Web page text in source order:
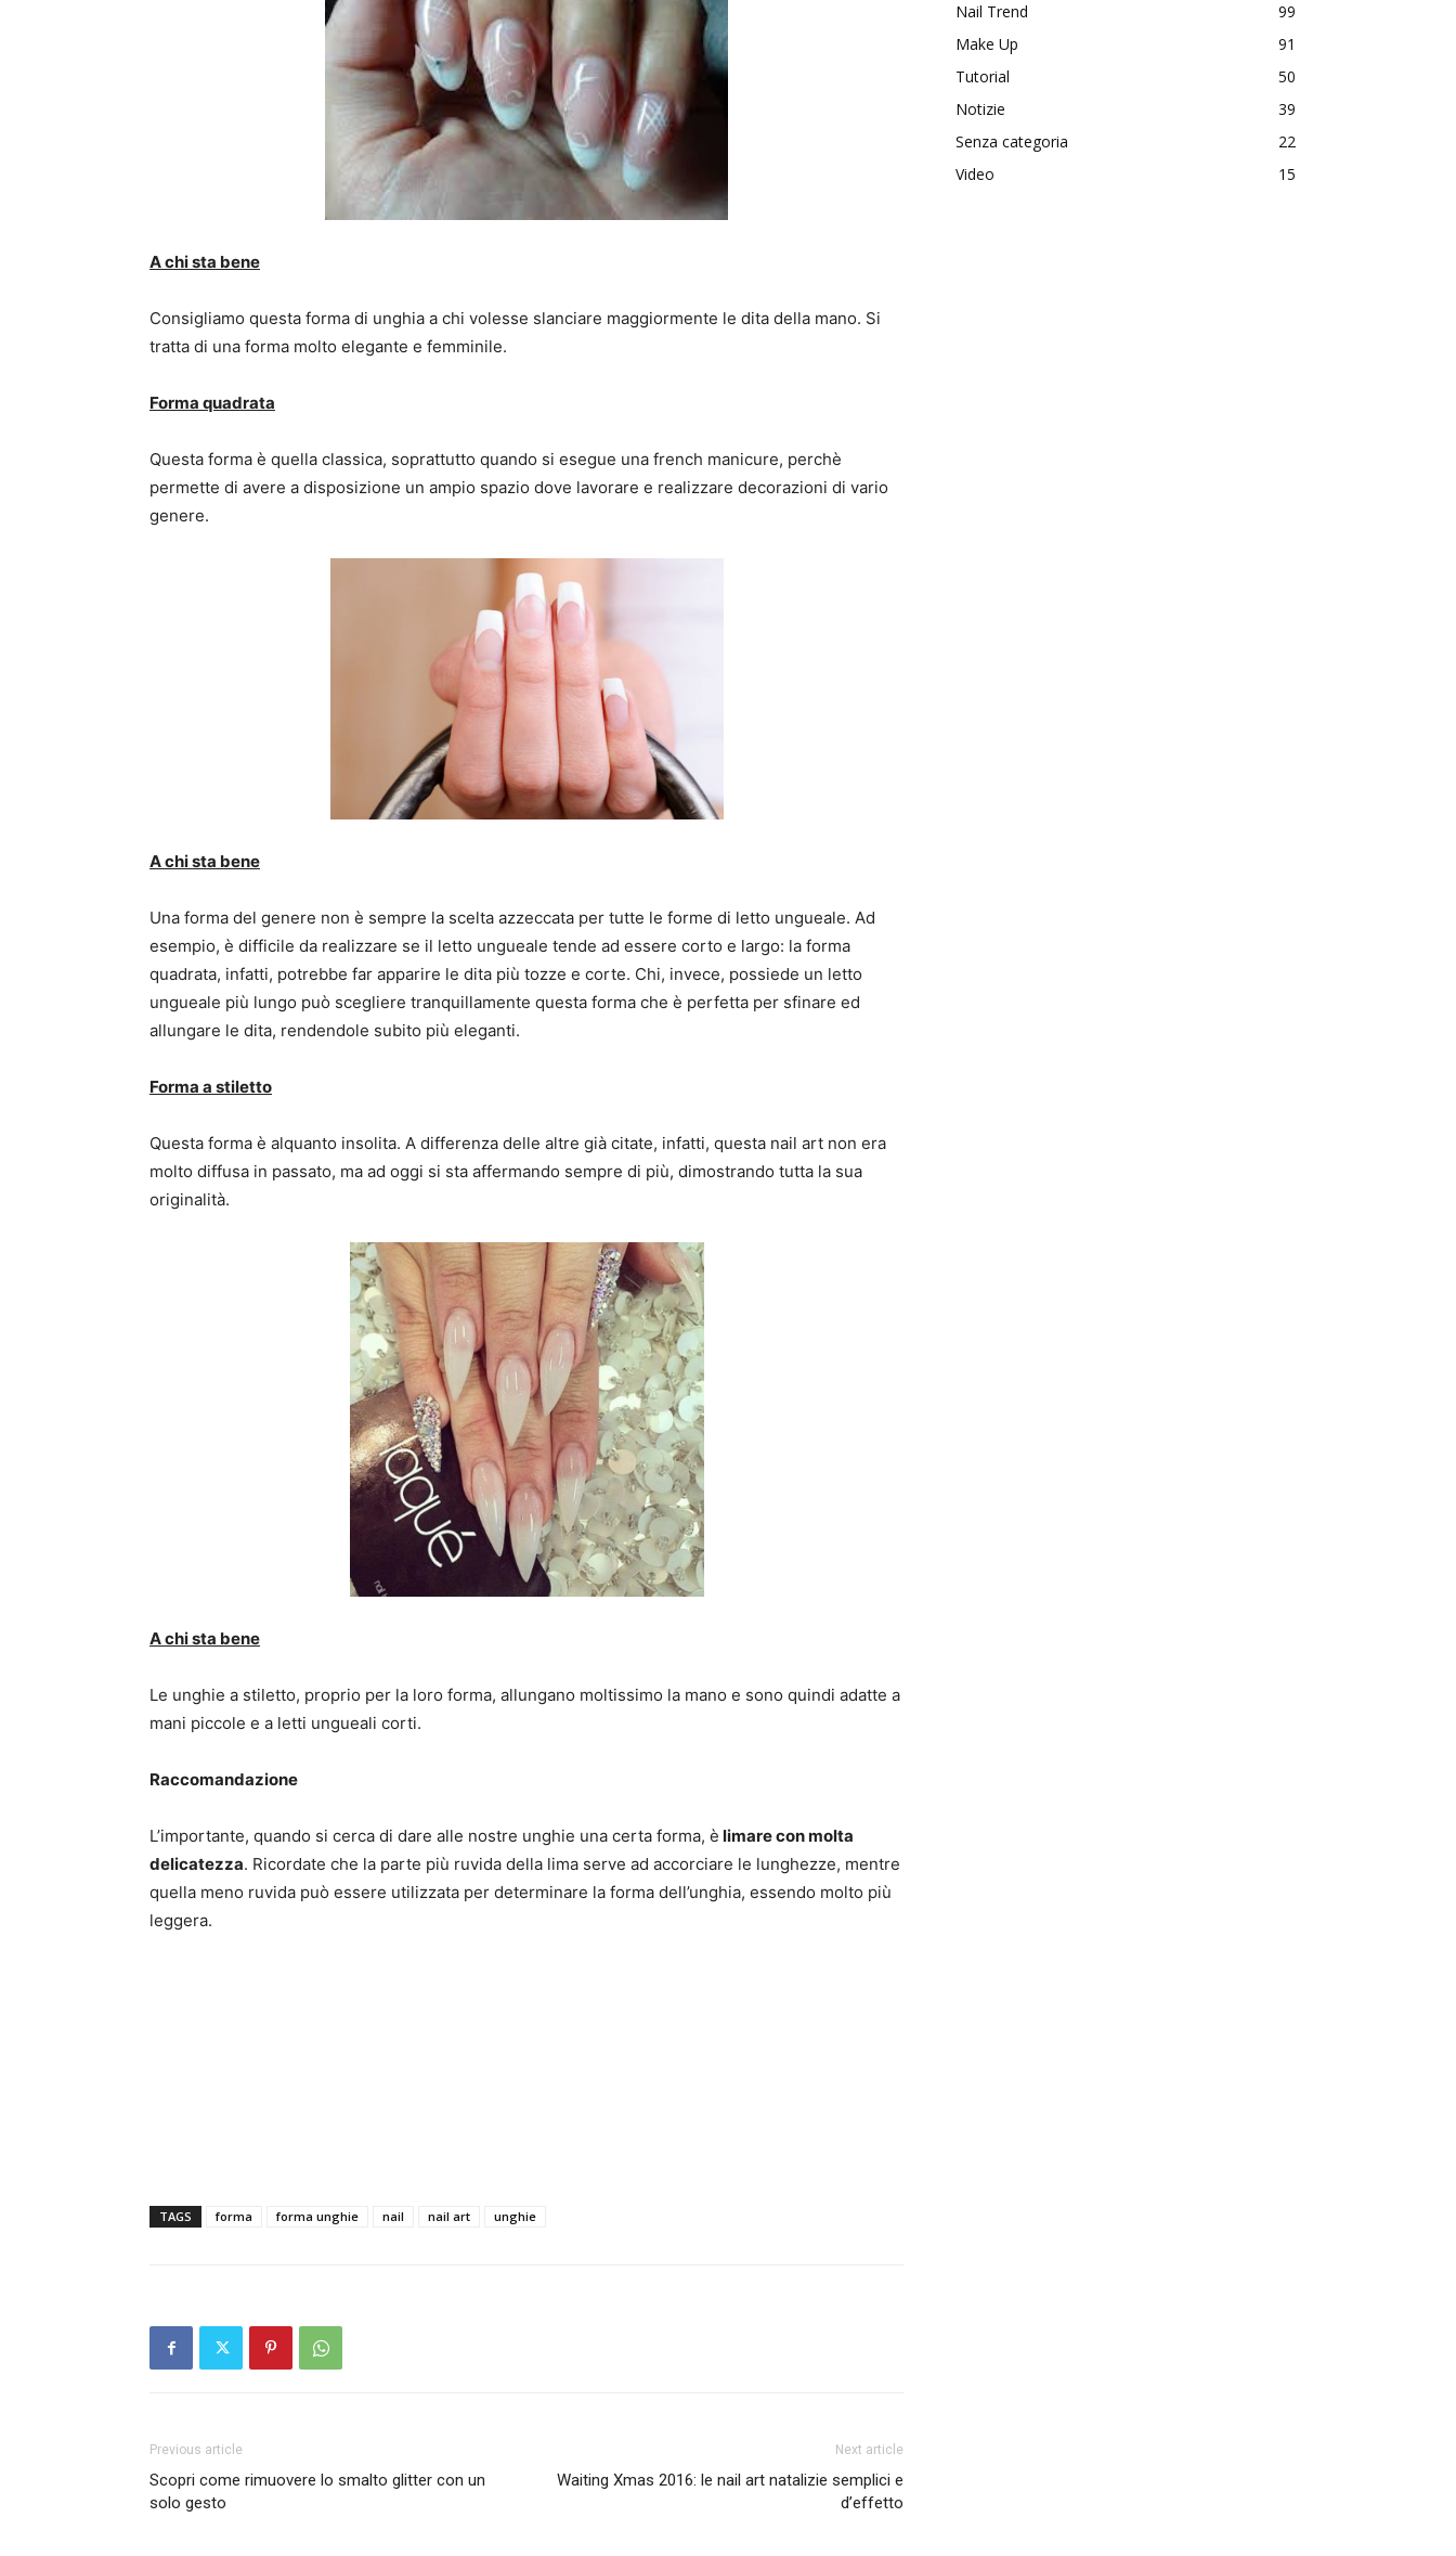
A chi sta bene
Consigliamo questa forma di unghia a chi volesse slanciare maggiormente le dita della mano. Si
tratta di una forma molto elegante e femminile.
Forma quadrata
Questa forma è quella classica, soprattutto quando si esegue una french manicure, perchè
permette di avere a disposizione un ampio spazio dove lavorare e realizzare decorazioni di vario
genere.
A chi sta bene
Una forma del genere non è sempre la scelta azzeccata per tutte le forme di letto ungueale. Ad
esempio, è difficile da realizzare se il letto ungueale tende ad essere corto e largo: la forma
quadrata, infatti, potrebbe far apparire le dita più tozze e corte. Chi, invece, possiede un letto
ungueale più lungo può scegliere tranquillamente questa forma che è perfetta per sfinare ed
allungare le dita, rendendole subito più eleganti.
Forma a stiletto
Questa forma è alquanto insolita. A differenza delle altre già citate, infatti, questa nail art non era
molto diffusa in passato, ma ad oggi si sta affermando sempre di più, dimostrando tutta la sua
originalità.
A chi sta bene
Le unghie a stiletto, proprio per la loro forma, allungano moltissimo la mano e sono quindi adatte a
mani piccole e a letti ungueali corti.
Raccomandazione
L’importante, quando si cerca di dare alle nostre unghie una certa forma, è limare con molta
delicatezza. Ricordate che la parte più ruvida della lima serve ad accorciare le lunghezze, mentre
quella meno ruvida può essere utilizzata per determinare la forma dell’unghia, essendo molto più
leggera.
TAGS forma forma unghie nail nail art unghie
Previous article
Scopri come rimuovere lo smalto glitter con un
solo gesto
Next article
Waiting Xmas 2016: le nail art natalizie semplici e
d’effetto
Nail Trend
99
Make Up
91
Tutorial
50
Notizie
39
Senza categoria
22
Video
15